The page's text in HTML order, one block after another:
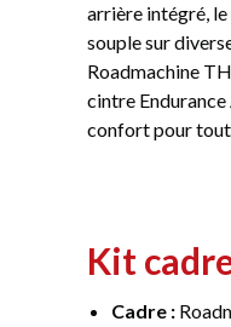
arrière intégré,
souple sur
Roadmachine
cintre
confort pour
Kit
Cadre :